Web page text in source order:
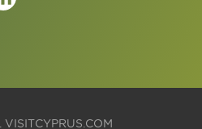
VISITCYPRUS.COM